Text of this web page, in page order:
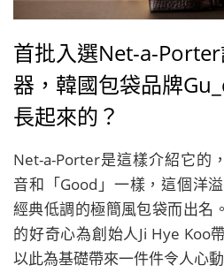
首批入選Net-a-
器，韓國包袋品牌
長起來的？
Net-a-Porter是這樣介紹它的
音和「Good」一樣，這個洋
經典低調的極簡風包袋而出名
的好奇心為創始人Ji Hye Koo
以此為基礎帶來一件件令人心動